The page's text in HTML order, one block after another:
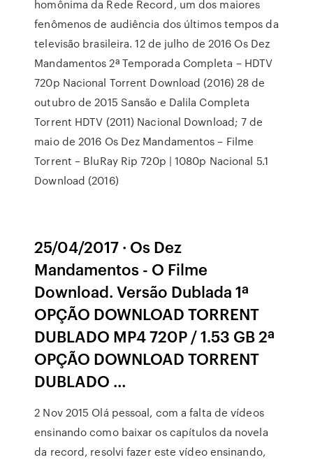
homônima da Rede Record, um dos maiores
fenômenos de audiência dos últimos tempos da
televisão brasileira. 12 de julho de 2016 Os Dez
Mandamentos 2ª Temporada Completa – HDTV
720p Nacional Torrent Download (2016) 28 de
outubro de 2015 Sansão e Dalila Completa
Torrent HDTV (2011) Nacional Download; 7 de
maio de 2016 Os Dez Mandamentos – Filme
Torrent – BluRay Rip 720p | 1080p Nacional 5.1
Download (2016)
25/04/2017 · Os Dez
Mandamentos - O Filme
Download. Versão Dublada 1ª
OPÇÃO DOWNLOAD TORRENT
DUBLADO MP4 720P / 1.53 GB 2ª
OPÇÃO DOWNLOAD TORRENT
DUBLADO …
2 Nov 2015 Olá pessoal, com a falta de vídeos
ensinando como baixar os capítulos da novela
da record, resolvi fazer este vídeo ensinando,